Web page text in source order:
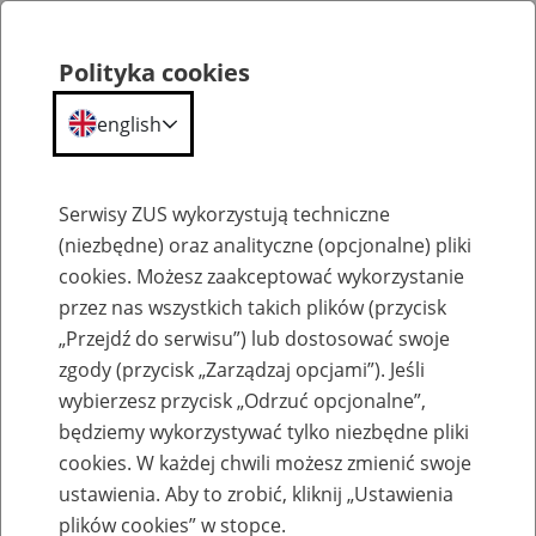
Szkolenia
Zaproś ZUS do siebie: Aktywni 50+
Polityka cookies
english
Serwisy ZUS wykorzystują techniczne
(niezbędne) oraz analityczne (opcjonalne) pliki
cookies. Możesz zaakceptować wykorzystanie
przez nas wszystkich takich plików (przycisk
„Przejdź do serwisu”) lub dostosować swoje
zgody (przycisk „Zarządzaj opcjami”). Jeśli
wybierzesz przycisk „Odrzuć opcjonalne”,
będziemy wykorzystywać tylko niezbędne pliki
cookies. W każdej chwili możesz zmienić swoje
ustawienia. Aby to zrobić, kliknij „Ustawienia
plików cookies” w stopce.